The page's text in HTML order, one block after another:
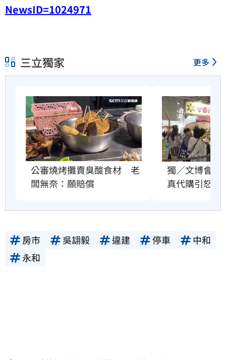
NewsID=1024971
三立獨家 更多
公審燒烤攤賣臭酸食材　老
闆無奈：願賠償
獨／文博會爆
真代購引怒火
房市 吳翃毅 違建 停車
中和
永和